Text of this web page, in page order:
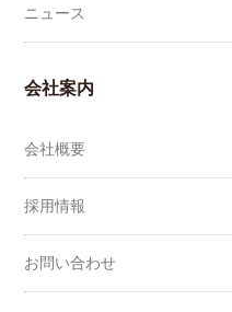
ニュース
会社案内
会社概要
採用情報
お問い合わせ